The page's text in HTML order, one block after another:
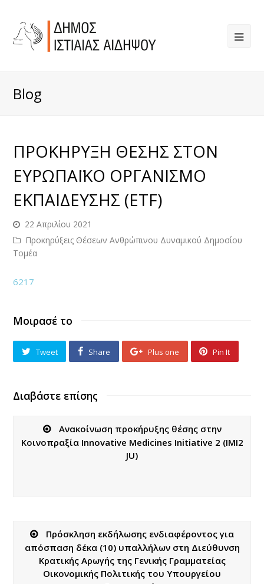
Blog
ΠΡΟΚΗΡΥΞΗ ΘΕΣΗΣ ΣΤΟΝ
ΕΥΡΩΠΑΪΚΟ ΟΡΓΑΝΙΣΜΟ
ΕΚΠΑΙΔΕΥΣΗΣ (ETF)
22 Απριλίου 2021
Προκηρύξεις Θέσεων Ανθρώπινου Δυναμικού Δημοσίου
Τομέα
6217
Μοιρασέ το
Tweet Share Plus one Pin It
Διαβάστε επίσης
Ανακοίνωση προκήρυξης θέσης στην
Κοινοπραξία Innovative Medicines Initiative 2 (IMI2
JU)
Πρόσκληση εκδήλωσης ενδιαφέροντος για
απόσπαση δέκα (10) υπαλλήλων στη Διεύθυνση
Κρατικής Αρωγής της Γενικής Γραμματείας
Οικονομικής Πολιτικής του Υπουργείου